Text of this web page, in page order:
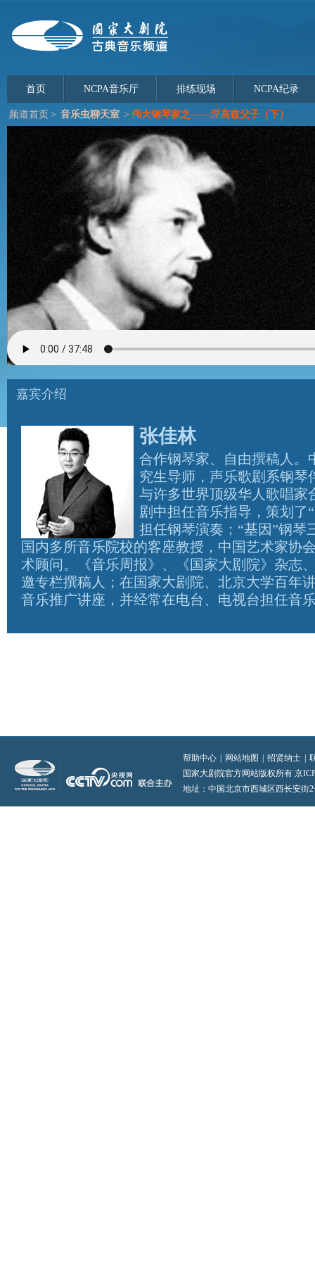
首页 NCPA音乐厅 排练现场 NCPA纪录
频道首页 > 音乐虫聊天室 > 伟大钢琴家之——涅高兹父子（下）
嘉宾介绍
张佳林
合作钢琴家、自由撰稿人。
究生导师，声乐歌剧系钢
与许多世界顶级华人歌唱家
剧中担任音乐指导，策划了
担任钢琴演奏；“基因”钢琴
国内多所音乐院校的客座教授，中国艺术家协
术顾问。《音乐周报》、《国家大剧院》杂志
邀专栏撰稿人；在国家大剧院、北京大学百年
音乐推广讲座，并经常在电台、电视台担任音
帮助中心 网站地图 招贤纳士
国家大剧院官方网站版权所有 京
地址：中国北京市西城区西长安街